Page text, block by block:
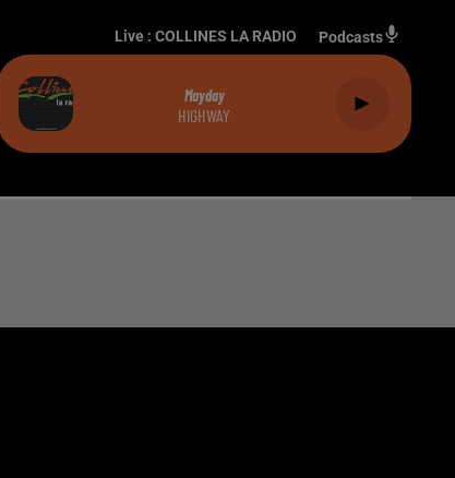
Live : COLLINES LA RADIO Podcasts
Mayday
HIGHWAY